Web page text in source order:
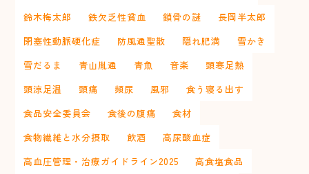
鈴木梅太郎
鉄欠乏性貧血 鎖骨の謎
長岡半太郎
閉塞性動脈硬化症
防風通聖散 隠れ肥満
雪かき
雪だるま
青山胤通 青魚 音楽
頭寒足熱
頭涼足温
頭痛 頻尿 風邪
食う寝る出す
食品安全委員会
食後の腹痛
食材
食物繊維と水分摂取
飲酒
高尿酸血症
高血圧管理・治療ガイドライン2025
高食塩食品